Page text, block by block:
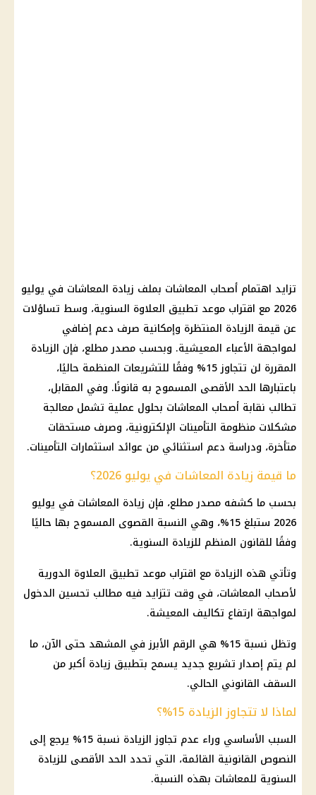
تزايد اهتمام أصحاب المعاشات بملف زيادة المعاشات في يوليو
2026 مع اقتراب موعد تطبيق العلاوة السنوية، وسط تساؤلات
عن قيمة الزيادة المنتظرة وإمكانية صرف دعم إضافي
لمواجهة الأعباء المعيشية. وبحسب مصدر مطلع، فإن الزيادة
المقررة لن تتجاوز 15% وفقًا للتشريعات المنظمة حاليًا،
باعتبارها الحد الأقصى المسموح به قانونًا. وفي المقابل،
تطالب نقابة أصحاب المعاشات بحلول عملية تشمل معالجة
مشكلات منظومة التأمينات الإلكترونية، وصرف مستحقات
متأخرة، ودراسة دعم استثنائي من عوائد استثمارات التأمينات.
ما قيمة زيادة المعاشات في يوليو 2026؟
بحسب ما كشفه مصدر مطلع، فإن زيادة المعاشات في يوليو
2026 ستبلغ 15%، وهي النسبة القصوى المسموح بها حاليًا
وفقًا للقانون المنظم للزيادة السنوية.
وتأتي هذه الزيادة مع اقتراب موعد تطبيق العلاوة الدورية
لأصحاب المعاشات، في وقت تتزايد فيه مطالب تحسين الدخول
لمواجهة ارتفاع تكاليف المعيشة.
وتظل نسبة 15% هي الرقم الأبرز في المشهد حتى الآن، ما
لم يتم إصدار تشريع جديد يسمح بتطبيق زيادة أكبر من
السقف القانوني الحالي.
لماذا لا تتجاوز الزيادة 15%؟
السبب الأساسي وراء عدم تجاوز الزيادة نسبة 15% يرجع إلى
النصوص القانونية القائمة، التي تحدد الحد الأقصى للزيادة
السنوية للمعاشات بهذه النسبة.